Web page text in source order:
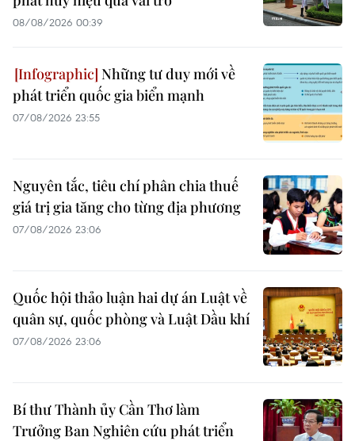
08/08/2026 00:39
Những tư duy mới về
phát triển quốc gia biển mạnh
07/08/2026 23:55
Nguyên tắc, tiêu chí phân chia thuế
giá trị gia tăng cho từng địa phương
07/08/2026 23:06
Quốc hội thảo luận hai dự án Luật về
quân sự, quốc phòng và Luật Dầu khí
07/08/2026 23:06
Bí thư Thành ủy Cần Thơ làm
Trưởng Ban Nghiên cứu phát triển